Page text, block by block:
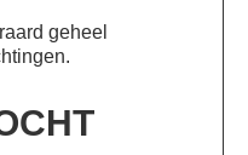
geheel